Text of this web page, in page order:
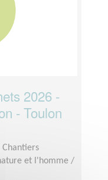
2026 -
- Toulon
Chantiers
et l'homme /